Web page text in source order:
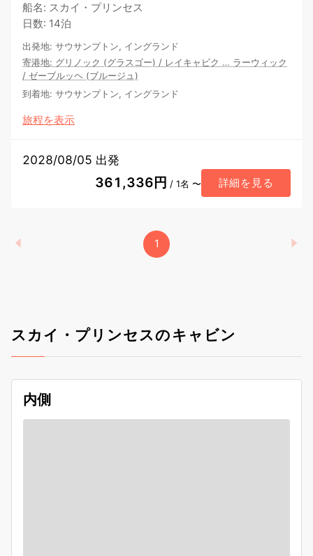
船名: スカイ・プリンセス
日数: 14泊
出発地: サウサンプトン, イングランド
寄港地: グリノック (グラスゴー) / レイキャビク … ラーウィック
/ ゼーブルッヘ (ブルージュ)
到着地: サウサンプトン, イングランド
旅程を表示
2028/08/05 出発
361,336円 / 1名 〜 詳細を見る
1
スカイ・プリンセスのキャビン
内側